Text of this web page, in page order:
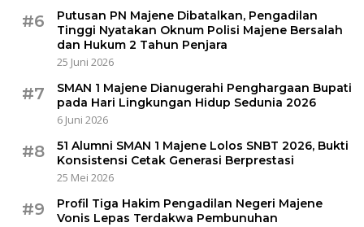
#6
Putusan PN Majene Dibatalkan, Pengadilan
Tinggi Nyatakan Oknum Polisi Majene Bersalah
dan Hukum 2 Tahun Penjara
25 Juni 2026
#7
SMAN 1 Majene Dianugerahi Penghargaan Bupati
pada Hari Lingkungan Hidup Sedunia 2026
6 Juni 2026
#8
51 Alumni SMAN 1 Majene Lolos SNBT 2026, Bukti
Konsistensi Cetak Generasi Berprestasi
25 Mei 2026
#9
Profil Tiga Hakim Pengadilan Negeri Majene
Vonis Lepas Terdakwa Pembunuhan